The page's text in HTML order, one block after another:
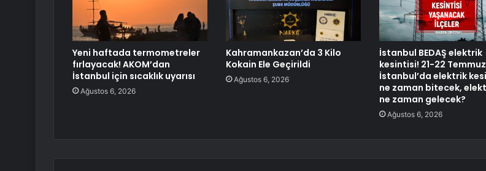
Yeni haftada termometreler
fırlayacak! AKOM’dan
İstanbul için sıcaklık uyarısı
Ağustos 6, 2026
Kahramankazan’da 3 Kilo
Kokain Ele Geçirildi
Ağustos 6, 2026
İstanbul BEDAŞ elektrik
kesintisi! 21-22 Temmuz
İstanbul’da elektrik
ne zaman bitecek,
ne zaman gelecek?
Ağustos 6, 2026